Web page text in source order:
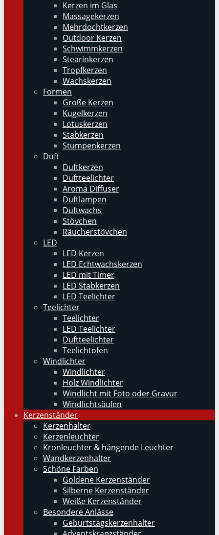
Kerzen im Glas
Massagekerzen
Mehrdochtkerzen
Outdoor Kerzen
Schwimmkerzen
Stearinkerzen
Tropfkerzen
Wachskerzen
Formen
Große Kerzen
Kugelkerzen
Lotuskerzen
Stabkerzen
Stumpenkerzen
Duft
Duftkerzen
Duftteelichter
Aroma Diffuser
Duftlampen
Duftwachs
Stövchen
Räucherstövchen
LED
LED Kerzen
LED Echtwachskerzen
LED mit Timer
LED Stabkerzen
LED Teelichter
Teelichter
Teelichter
LED Teelichter
Duftteelichter
Teelichtofen
Windlichter
Windlichter
Holz Windlichter
Windlicht mit Foto oder Gravur
Windlichtsäulen
Kerzenständer
Kerzenhalter
Kerzenleuchter
Kronleuchter & hängende Leuchter
Wandkerzenhalter
Schöne Farben
Goldene Kerzenständer
Silberne Kerzenständer
Weiße Kerzenständer
Besondere Anlässe
Geburtstagskerzenhalter